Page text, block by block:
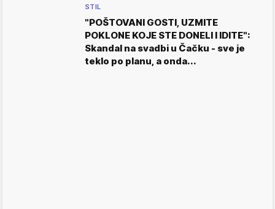
STIL
"POŠTOVANI GOSTI, UZMITE
POKLONE KOJE STE DONELI I IDITE":
Skandal na svadbi u Čačku - sve je
teklo po planu, a onda...